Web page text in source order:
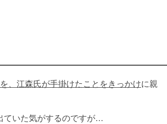
、江森氏が手掛けたことをきっかけに親
ていた気がするのですが…